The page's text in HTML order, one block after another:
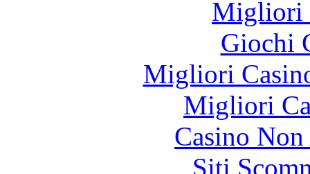
Migliori
Giochi
Migliori
Migliori
Casino
Siti